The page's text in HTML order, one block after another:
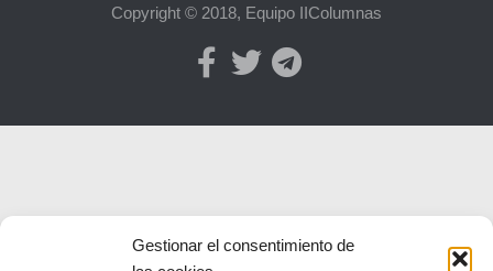
Gestionar el consentimiento de
Copyright © 2018, Equipo IIColumnas